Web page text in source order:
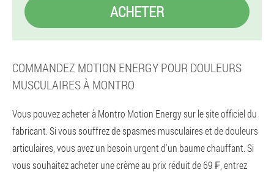
ACHETER
COMMANDEZ MOTION ENERGY POUR DOULEURS
MUSCULAIRES À MONTRO
Vous pouvez acheter à Montro Motion Energy sur le site officiel du
fabricant. Si vous souffrez de spasmes musculaires et de douleurs
articulaires, vous avez un besoin urgent d'un baume chauffant. Si
vous souhaitez acheter une crème au prix réduit de 69 ₣, entrez